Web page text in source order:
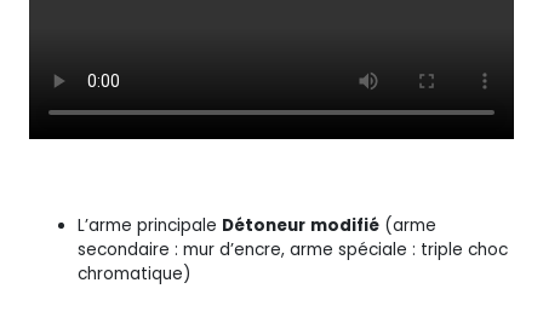
L’arme principale Détoneur modifié (arme
secondaire : mur d’encre, arme spéciale : triple choc
chromatique)